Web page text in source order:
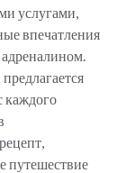
услугами,
впечатления
каждого
путешествие